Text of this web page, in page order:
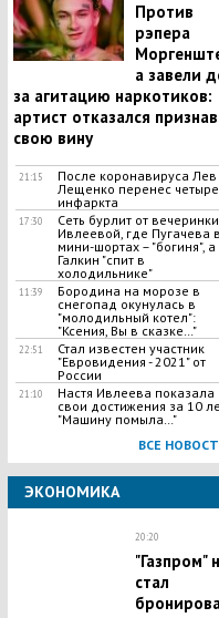
Против
рэпера
а завели
за агитацию наркотиков:
артист отказался
свою вину
21:15
После коронавируса Лев
Лещенко перенес четыре
инфаркта
17:30
Сеть бурлит от
Ивлеевой, где Пугачева в
мини-шортах – "богиня", а
Галкин "спит в
холодильнике"
11:39
Бородина на морозе в
снегопад окунулась в
"молодильный котел":
"Ксения, Вы в сказке…"
22:51
Стал известен участник
"Евровидения - 2021" от
России
21:10
Настя Ивлеева показала
свои достижения за 10
"Машину помыла…"
ВСЕ
ЭКОНОМИКА
20:20
"Газпром"
стал